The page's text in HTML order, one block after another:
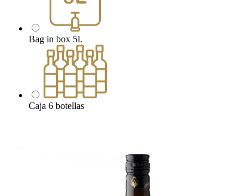
Bag in box 5l.
Caja 6 botellas